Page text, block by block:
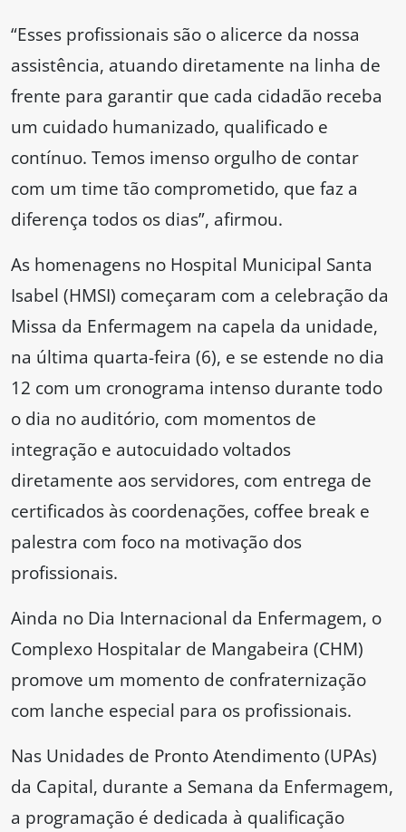
“Esses profissionais são o alicerce da nossa
assistência, atuando diretamente na linha de
frente para garantir que cada cidadão receba
um cuidado humanizado, qualificado e
contínuo. Temos imenso orgulho de contar
com um time tão comprometido, que faz a
diferença todos os dias”, afirmou.
As homenagens no Hospital Municipal Santa
Isabel (HMSI) começaram com a celebração da
Missa da Enfermagem na capela da unidade,
na última quarta-feira (6), e se estende no dia
12 com um cronograma intenso durante todo
o dia no auditório, com momentos de
integração e autocuidado voltados
diretamente aos servidores, com entrega de
certificados às coordenações, coffee break e
palestra com foco na motivação dos
profissionais.
Ainda no Dia Internacional da Enfermagem, o
Complexo Hospitalar de Mangabeira (CHM)
promove um momento de confraternização
com lanche especial para os profissionais.
Nas Unidades de Pronto Atendimento (UPAs)
da Capital, durante a Semana da Enfermagem,
a programação é dedicada à qualificação